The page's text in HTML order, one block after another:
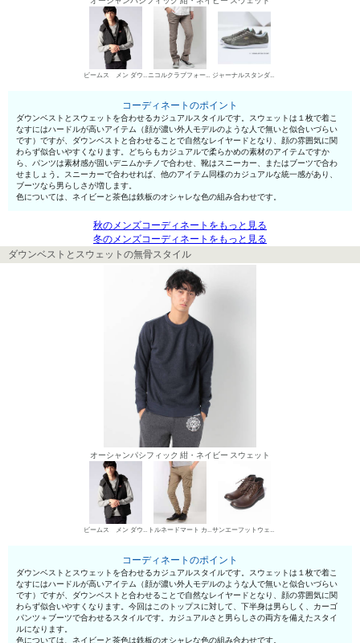
ビームス メン ダウンベスト ニコルクラブフォーメン デニムパンツ・ジーンズ ジャーナルスタンダード ローカットスニーカー
コーディネートのポイント
ダウンベストとスウェットを合わせるカジュアルスタイルです。スウェットは１枚で着こ
なすにはハードルが高いアイテム（顔が濃い外人モデルのような人で無いと似合いづらい
です）ですが、ダウンベストと合わせることで自然なレイヤードとなり、顔の雰囲気に関
わらず似合いやすくなります。どちらもカジュアルで柔らかめの素材のアイテムですか
ら、パンツは素材感が固いデニムかチノで合わせ、靴はスニーカー、またはブーツで合わ
せましょう。スニーカーで合わせれば、他のアイテム同様のカジュアルな統一感があり、
ブーツなら男らしさが増します。
色については、ネイビーと茶色は鉄板のオシャレな色の組み合わせです。
秋のメンズコーディネートをもっと見る
冬のメンズコーディネートをもっと見る
ダウンベストとスウェットの無骨スタイル
オーシャンパシフィック 紺・ネイビー スウェット
ビームス メン ダウンベスト トルネードマート カーゴパンツ サンエーフットウェア ワークブーツ
コーディネートのポイント
ダウンベストとスウェットを合わせるカジュアルスタイルです。スウェットは１枚で着こ
なすにはハードルが高いアイテム（顔が濃い外人モデルのような人で無いと似合いづらい
です）ですが、ダウンベストと合わせることで自然なレイヤードとなり、顔の雰囲気に関
わらず似合いやすくなります。今回はこのトップスに対して、下半身は男らしく、カーゴ
パンツ＋ブーツで合わせるスタイルです。カジュアルさと男らしさの両方を備えたスタイ
ルになります。
色については、ネイビーと茶色は鉄板のオシャレな色の組み合わせです。